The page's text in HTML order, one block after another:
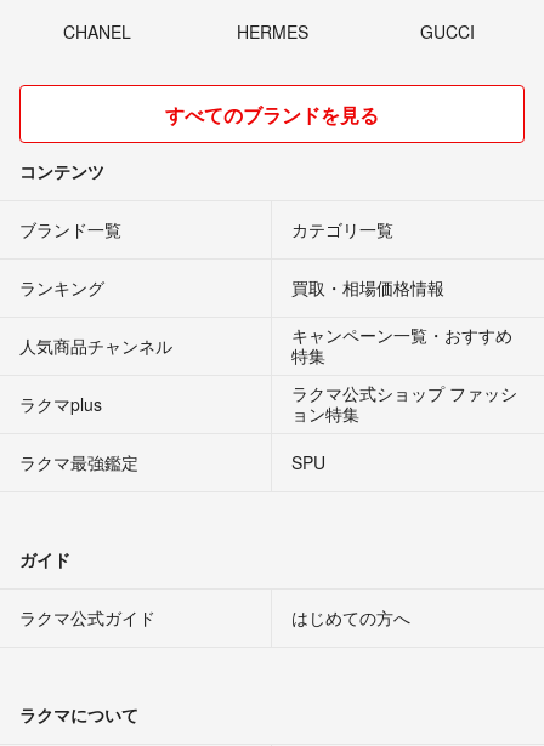
CHANEL HERMES GUCCI
すべてのブランドを見る
コンテンツ
ブランド一覧 カテゴリ一覧
ランキング 買取・相場価格情報
人気商品チャンネル
キャンペーン一覧・おすすめ
特集
ラクマplus
ラクマ公式ショップ ファッシ
ョン特集
ラクマ最強鑑定
SPU
ガイド
ラクマ公式ガイド はじめての方へ
ラクマについて